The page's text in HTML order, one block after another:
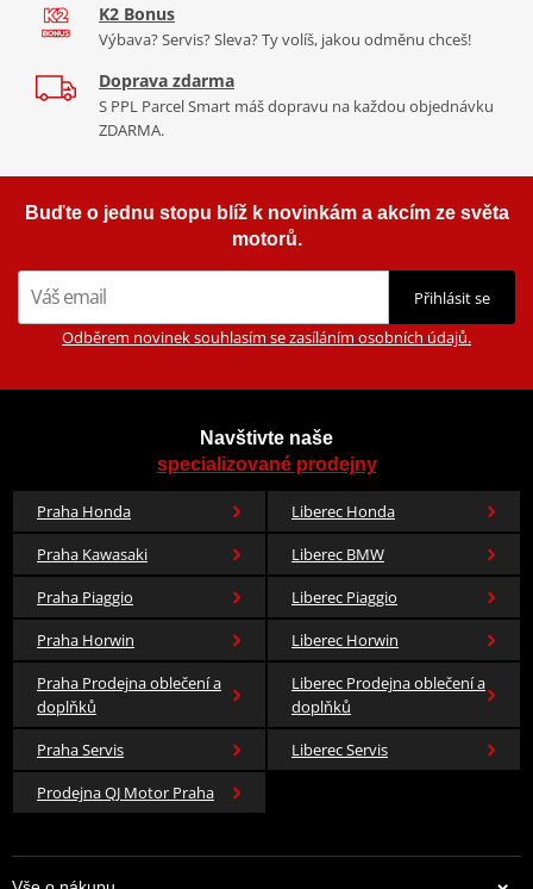
K2 Bonus
Výbava? Servis? Sleva? Ty volíš, jakou odměnu chceš!
Doprava zdarma
S PPL Parcel Smart máš dopravu na každou objednávku
ZDARMA.
Buďte o jednu stopu blíž k novinkám a akcím ze světa
motorů.
Přihlásit se
Odběrem novinek souhlasím se zasíláním osobních údajů.
Navštivte naše
specializované prodejny
Praha Honda
Liberec Honda
Praha Kawasaki
Liberec BMW
Praha Piaggio
Liberec Piaggio
Praha Horwin
Liberec Horwin
Praha Prodejna oblečení a
doplňků
Liberec Prodejna oblečení a
doplňků
Praha Servis
Liberec Servis
Prodejna QJ Motor Praha